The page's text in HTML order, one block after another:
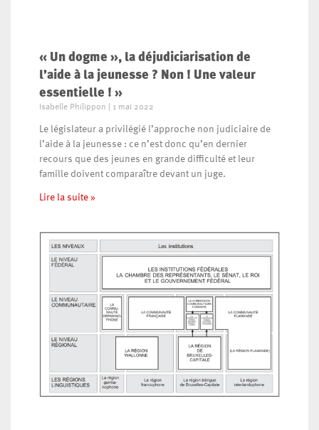
« Un dogme », la déjudiciarisation de
l’aide à la jeunesse ? Non ! Une valeur
essentielle ! »
Isabelle Philippon 1 mai 2022
Le législateur a privilégié l’approche non judiciaire de
l’aide à la jeunesse : ce n’est donc qu’en dernier
recours que des jeunes en grande difficulté et leur
famille doivent comparaître devant un juge.
Lire la suite »